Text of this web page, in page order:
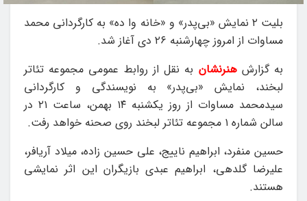
بلیت ۲ نمایش «بی‌پدر» و «خانه‌ وا ده» به کارگردانی محمد
مساوات از امروز چهارشنبه ۲۶ دی آغاز شد.
به گزارشهنرنشان به نقل از روابط عمومی مجموعه تئاتر
لبخند، نمایش «بی‌پدر» به نویسندگی و کارگردانی
سیدمحمد مساوات از روز یکشنبه ۱۴ بهمن، ساعت ۲۱ در
سالن شماره ۱ مجموعه تئاتر لبخند روی صحنه خواهد رفت.
حسین منفرد، ابراهیم ناییج، علی حسین زاده، میلاد آریافر،
علیرضا گلدهی، ابراهیم عبدی بازیگران این اثر نمایشی
هستند.